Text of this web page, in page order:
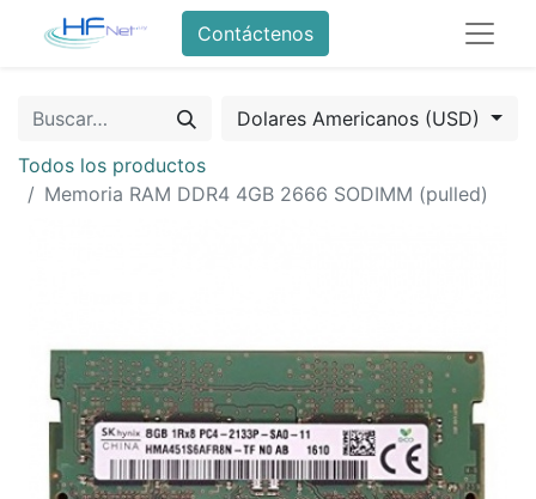
Contáctenos
Dolares Americanos (USD)
Todos los productos
Memoria RAM DDR4 4GB 2666 SODIMM (pulled)